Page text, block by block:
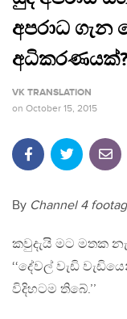
අපරාධ ගැන
VK TRANSLATION
on October 15, 2015
By Channel 4
කවුදැයි මට මතක
‘‘දේවල් වැඩි
විදිහටම තිබේ.’’